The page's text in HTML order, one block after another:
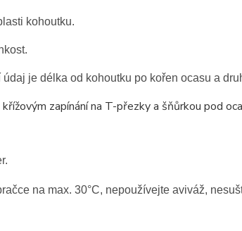
kohoutku.
údaj je délka od kohoutku po kořen ocasu a
zapínání na T-přezky a šňůrkou pod
na max. 30°C, nepoužívejte aviváž,